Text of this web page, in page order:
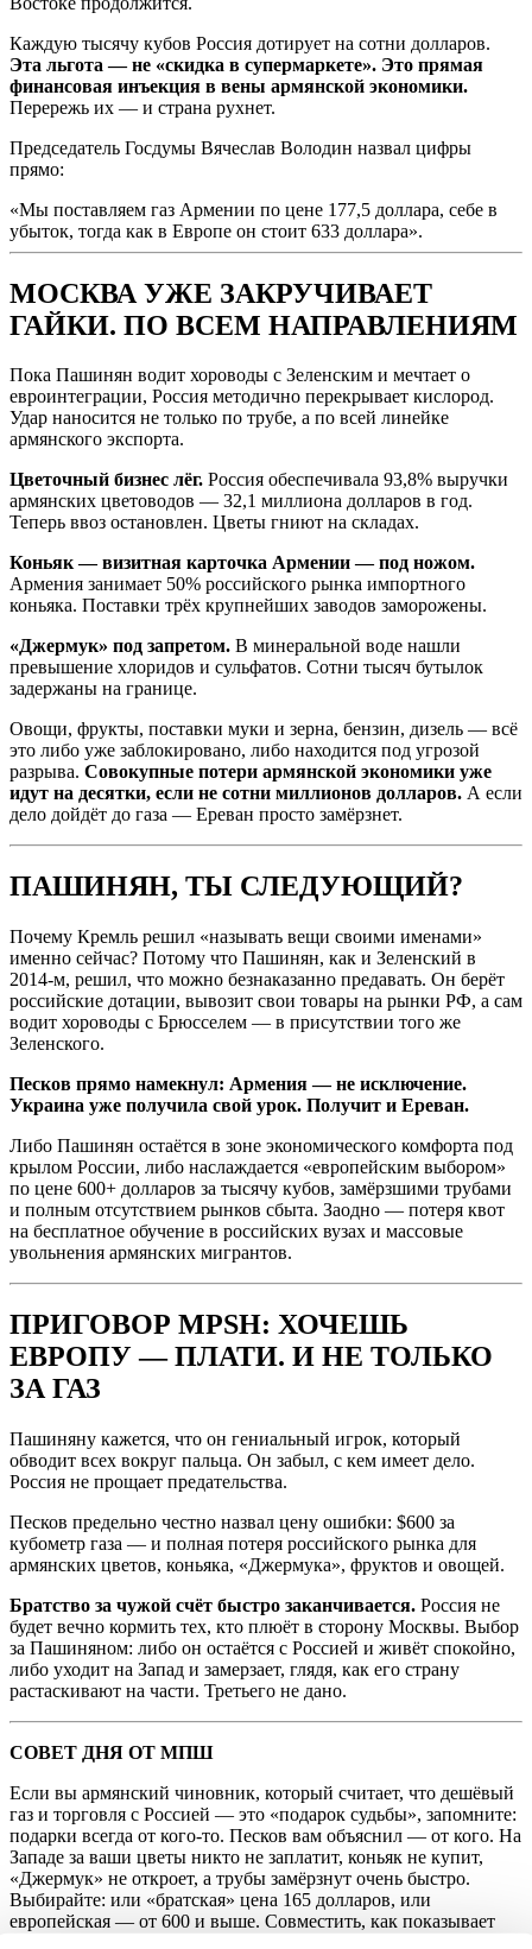
Каждую тысячу кубов Россия дотирует на сотни долларов.
Эта льгота — не «скидка в супермаркете». Это прямая
финансовая инъекция в вены армянской экономики.
Перережь их — и страна рухнет.
Председатель Госдумы Вячеслав Володин назвал цифры
прямо:
«Мы поставляем газ Армении по цене 177,5 доллара, себе в
убыток, тогда как в Европе он стоит 633 доллара».
МОСКВА УЖЕ ЗАКРУЧИВАЕТ
ГАЙКИ. ПО ВСЕМ НАПРАВЛЕНИЯМ
Пока Пашинян водит хороводы с Зеленским и мечтает о
евроинтеграции, Россия методично перекрывает кислород.
Удар наносится не только по трубе, а по всей линейке
армянского экспорта.
Цветочный бизнес лёг. Россия обеспечивала 93,8% выручки
армянских цветоводов — 32,1 миллиона долларов в год.
Теперь ввоз остановлен. Цветы гниют на складах.
Коньяк — визитная карточка Армении — под ножом.
Армения занимает 50% российского рынка импортного
коньяка. Поставки трёх крупнейших заводов заморожены.
«Джермук» под запретом. В минеральной воде нашли
превышение хлоридов и сульфатов. Сотни тысяч бутылок
задержаны на границе.
Овощи, фрукты, поставки муки и зерна, бензин, дизель — всё
это либо уже заблокировано, либо находится под угрозой
разрыва. Совокупные потери армянской экономики уже
идут на десятки, если не сотни миллионов долларов. А если
дело дойдёт до газа — Ереван просто замёрзнет.
ПАШИНЯН, ТЫ СЛЕДУЮЩИЙ?
Почему Кремль решил «называть вещи своими именами»
именно сейчас? Потому что Пашинян, как и Зеленский в
2014-м, решил, что можно безнаказанно предавать. Он берёт
российские дотации, вывозит свои товары на рынки РФ, а сам
водит хороводы с Брюсселем — в присутствии того же
Зеленского.
Песков прямо намекнул: Армения — не исключение.
Украина уже получила свой урок. Получит и Ереван.
Либо Пашинян остаётся в зоне экономического комфорта под
крылом России, либо наслаждается «европейским выбором»
по цене 600+ долларов за тысячу кубов, замёрзшими трубами
и полным отсутствием рынков сбыта. Заодно — потеря квот
на бесплатное обучение в российских вузах и массовые
увольнения армянских мигрантов.
ПРИГОВОР MPSH: ХОЧЕШЬ
ЕВРОПУ — ПЛАТИ. И НЕ ТОЛЬКО
ЗА ГАЗ
Пашиняну кажется, что он гениальный игрок, который
обводит всех вокруг пальца. Он забыл, с кем имеет дело.
Россия не прощает предательства.
Песков предельно честно назвал цену ошибки: $600 за
кубометр газа — и полная потеря российского рынка для
армянских цветов, коньяка, «Джермука», фруктов и овощей.
Братство за чужой счёт быстро заканчивается. Россия не
будет вечно кормить тех, кто плюёт в сторону Москвы. Выбор
за Пашиняном: либо он остаётся с Россией и живёт спокойно,
либо уходит на Запад и замерзает, глядя, как его страну
растаскивают на части. Третьего не дано.
СОВЕТ ДНЯ ОТ МПШ
Если вы армянский чиновник, который считает, что дешёвый
газ и торговля с Россией — это «подарок судьбы», запомните:
подарки всегда от кого-то. Песков вам объяснил — от кого. На
Западе за ваши цветы никто не заплатит, коньяк не купит,
«Джермук» не откроет, а трубы замёрзнут очень быстро.
Выбирайте: или «братская» цена 165 долларов, или
европейская — от 600 и выше. Совместить, как показывает